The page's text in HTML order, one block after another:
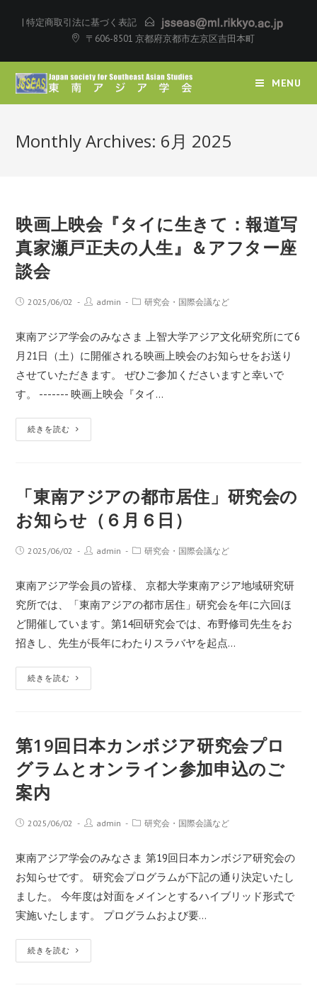
| 特定商取引法に基づく表記
〒606-8501 京都府京都市左京区吉田本町
MENU
Monthly Archives: 6月 2025
映画上映会『タイに生きて：報道写
真家瀬戸正夫の人生』＆アフター座
談会
2025/06/02 admin 研究会・国際会議など
東南アジア学会のみなさま 上智大学アジア文化研究所にて6
月21日（土）に開催される映画上映会のお知らせをお送り
させていただきます。 ぜひご参加くださいますと幸いで
す。 ------- 映画上映会『タイ…
続きを読む
「東南アジアの都市居住」研究会の
お知らせ（６月６日）
2025/06/02 admin 研究会・国際会議など
東南アジア学会員の皆様、 京都大学東南アジア地域研究研
究所では、「東南アジアの都市居住」研究会を年に六回ほ
ど開催しています。第14回研究会では、布野修司先生をお
招きし、先生が長年にわたりスラバヤを起点…
続きを読む
第19回日本カンボジア研究会プロ
グラムとオンライン参加申込のご
案内
2025/06/02 admin 研究会・国際会議など
東南アジア学会のみなさま 第19回日本カンボジア研究会の
お知らせです。 研究会プログラムが下記の通り決定いたし
ました。 今年度は対面をメインとするハイブリッド形式で
実施いたします。 プログラムおよび要…
続きを読む